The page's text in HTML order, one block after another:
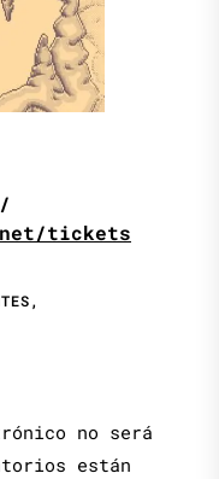
/
tickets
,
no será
están